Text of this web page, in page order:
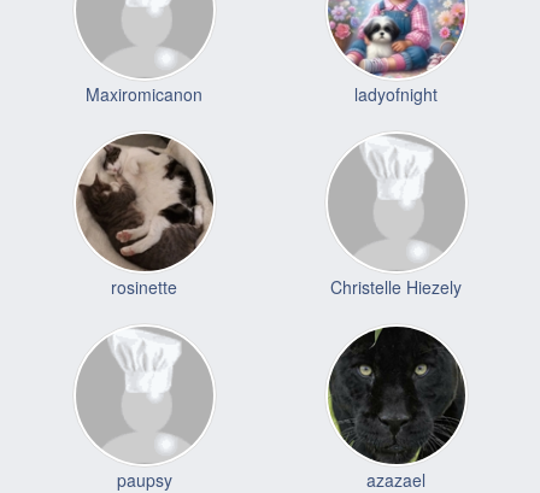
Maxiromicanon ladyofnight
rosinette Christelle Hiezely
paupsy azazael